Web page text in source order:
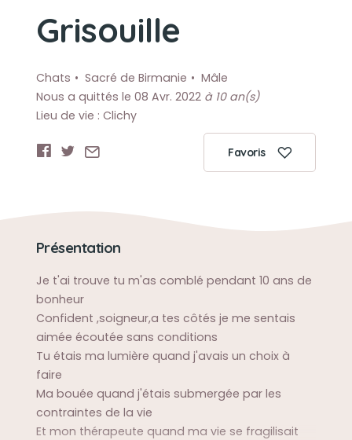
Grisouille
Chats Sacré de Birmanie
Mâle
Nous a quittés le 08 Avr. 2022 à 10 an(s)
Lieu de vie : Clichy
Favoris
Présentation
Je t'ai trouve tu m'as comblé pendant 10 ans de
bonheur
Confident ,soigneur,a tes côtés je me sentais
aimée écoutée sans conditions
Tu étais ma lumière quand j'avais un choix à
faire
Ma bouée quand j'étais submergée par les
contraintes de la vie
Et mon thérapeute quand ma vie se fragilisait